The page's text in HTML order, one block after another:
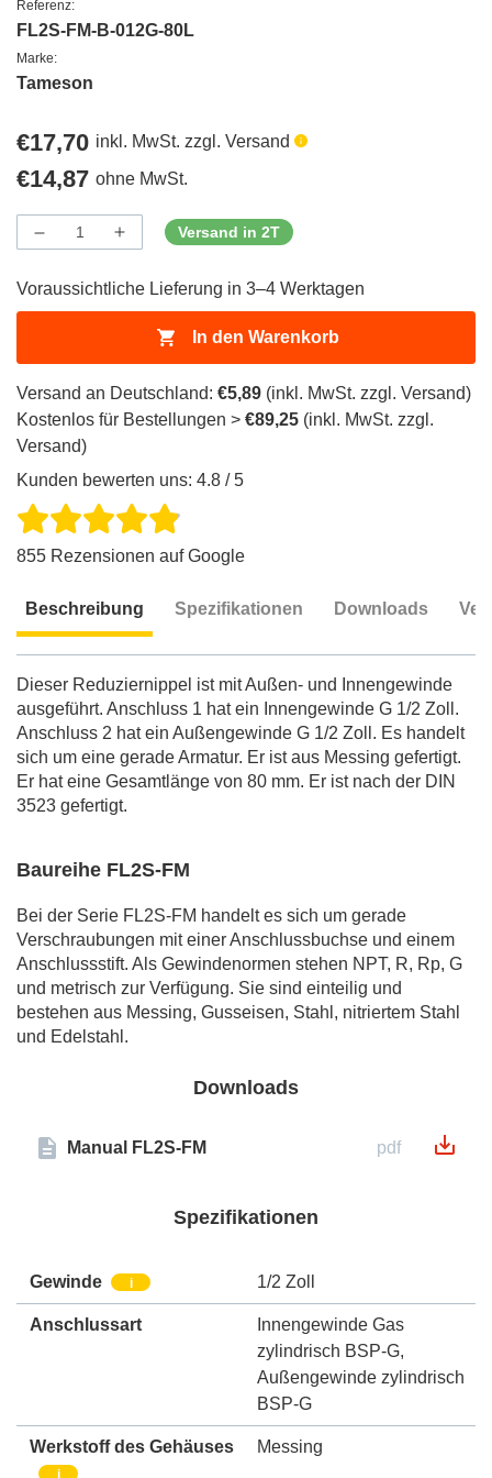
Referenz:
FL2S-FM-B-012G-80L
Marke:
Tameson
Regulärer
Preis
€17,70 inkl. MwSt. zzgl. Versand
Regulärer
Preis
€14,87 ohne MwSt.
Menge
Menge
verringern
ProductDrop
Menge
erhöhen
ProductDrop
Versand in 2T
Voraussichtliche Lieferung in 3–4 Werktagen
In den Warenkorb
Versand an Deutschland: €5,89 (inkl. MwSt. zzgl. Versand)
Kostenlos für Bestellungen > €89,25 (inkl. MwSt. zzgl.
Versand)
Kunden bewerten uns: 4.8 / 5
855 Rezensionen auf Google
Beschreibung Spezifikationen Downloads
Dieser Reduziernippel ist mit Außen- und Innengewinde
ausgeführt. Anschluss 1 hat ein Innengewinde G 1/2 Zoll.
Anschluss 2 hat ein Außengewinde G 1/2 Zoll. Es handelt
sich um eine gerade Armatur. Er ist aus Messing gefertigt.
Er hat eine Gesamtlänge von 80 mm. Er ist nach der DIN
3523 gefertigt.
Baureihe FL2S-FM
Bei der Serie FL2S-FM handelt es sich um gerade
Verschraubungen mit einer Anschlussbuchse und einem
Anschlussstift. Als Gewindenormen stehen NPT, R, Rp, G
und metrisch zur Verfügung. Sie sind einteilig und
bestehen aus Messing, Gusseisen, Stahl, nitriertem Stahl
und Edelstahl.
Downloads
Manual FL2S-FM pdf
Spezifikationen
Gewinde i 1/2 Zoll
Anschlussart
Innengewinde Gas
zylindrisch BSP-G,
Außengewinde zylindrisch
BSP-G
Werkstoff des Gehäuses
i
Messing